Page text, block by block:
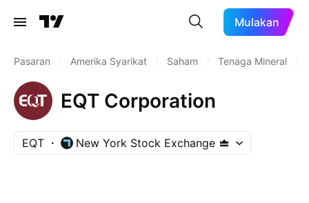
Mulakan
Pasaran Amerika Syarikat Saham Tenaga Mineral
EQT Corporation
EQT New York Stock Exchange